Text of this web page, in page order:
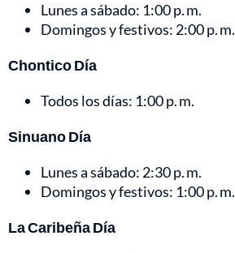
Lunes a sábado: 1:00 p. m.
Domingos y festivos: 2:00 p. m.
Chontico Día
Todos los días: 1:00 p. m.
Sinuano Día
Lunes a sábado: 2:30 p. m.
Domingos y festivos: 1:00 p. m.
La Caribeña Día